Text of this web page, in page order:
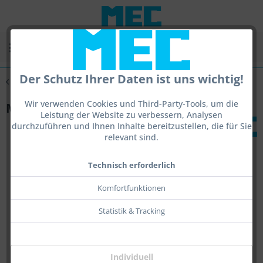
Der Schutz Ihrer Daten ist uns wichtig!
Wir verwenden Cookies und Third-Party-Tools, um die
Leistung der Website zu verbessern, Analysen
durchzuführen und Ihnen Inhalte bereitzustellen, die für Sie
relevant sind.
Technisch erforderlich
Komfortfunktionen
Statistik & Tracking
Individuell
Übersicht Sensor Befestigungen
MEC SCATT Steyr AP+ holder